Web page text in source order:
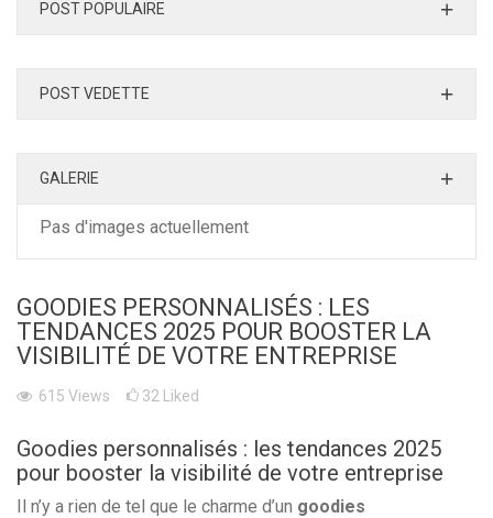
POST POPULAIRE
POST VEDETTE
GALERIE
Pas d'images actuellement
GOODIES PERSONNALISÉS : LES
TENDANCES 2025 POUR BOOSTER LA
VISIBILITÉ DE VOTRE ENTREPRISE
615 Views 32 Liked
Goodies personnalisés : les tendances 2025
pour booster la visibilité de votre entreprise
Il n’y a rien de tel que le charme d’un goodies